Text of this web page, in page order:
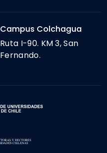
Campus Colchagua
Ruta I-90. KM 3, San
Fernando.